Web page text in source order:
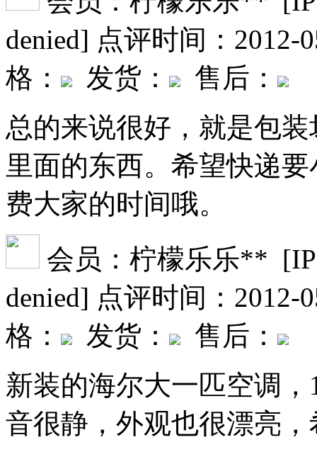
denied] 点评时间：2012-
格：
发货：
售后：
总的来说很好，就是包
里面的东西。希望快递
费大家的时间哦。
会员：柠檬乐乐** [IP
denied] 点评时间：2012-
格：
发货：
售后：
新装的海尔大一匹空调
音很静，外观也很漂亮